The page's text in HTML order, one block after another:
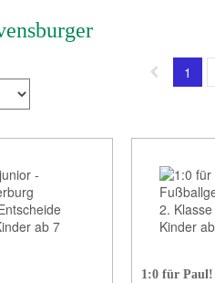
1
1:0 für Paul!